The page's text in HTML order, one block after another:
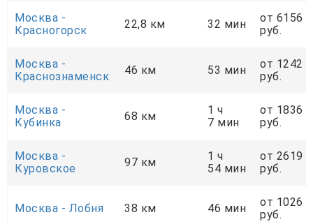
Москва -
Красногорск
22,8 км 32 мин
от 6156
руб.
Москва -
Краснознаменск
46 км 53 мин
от 1242
руб.
Москва -
Кубинка
68 км
1 ч
7 мин
от 1836
руб.
Москва -
Куровское
97 км
1 ч
54 мин
от 2619
руб.
Москва - Лобня 38 км 46 мин
от 1026
руб.